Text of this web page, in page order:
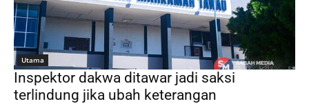
Utama
Inspektor dakwa ditawar jadi saksi
terlindung jika ubah keterangan